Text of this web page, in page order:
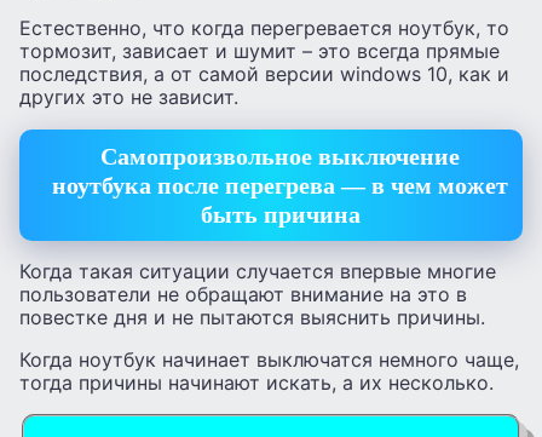
Естественно, что когда перегревается ноутбук, то
тормозит, зависает и шумит – это всегда прямые
последствия, а от самой версии windows 10, как и
других это не зависит.
Самопроизвольное выключение
ноутбука после перегрева — в чем может
быть причина
Когда такая ситуации случается впервые многие
пользователи не обращают внимание на это в
повестке дня и не пытаются выяснить причины.
Когда ноутбук начинает выключатся немного чаще,
тогда причины начинают искать, а их несколько.